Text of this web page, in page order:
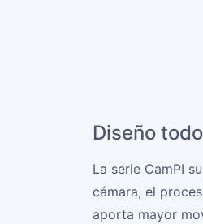
Diseño
La serie CamPI
cámara, el
aporta mayor